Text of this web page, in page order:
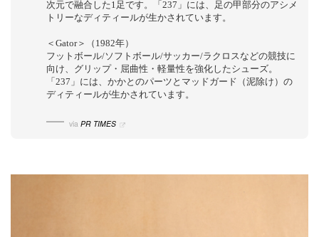
次元で融合した1足です。「237」には、足の甲部分のアシメ
トリーなディティールが生かされています。
＜Gator＞（1982年）
フットボール/ソフトボール/サッカー/ラクロスなどの競技に
向け、グリップ・屈曲性・軽量性を強化したシューズ。
「237」には、かかとのパーツとマッドガード（泥除け）の
ディティールが生かされています。
via PR TIMES